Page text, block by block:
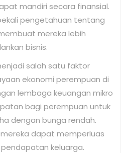
mandiri secara finansial.
pengetahuan tentang
mereka lebih
bisnis.
salah satu faktor
ekonomi perempuan di
lembaga keuangan mikro
bagi perempuan untuk
dengan bunga rendah.
dapat memperluas
keluarga.